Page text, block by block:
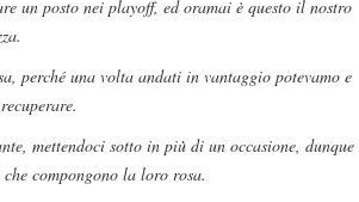
un posto nei playoff, ed oramai è questo il nostro
perché una volta andati in vantaggio potevamo e
mettendoci sotto in più di un occasione, dunque
compongono la loro rosa.